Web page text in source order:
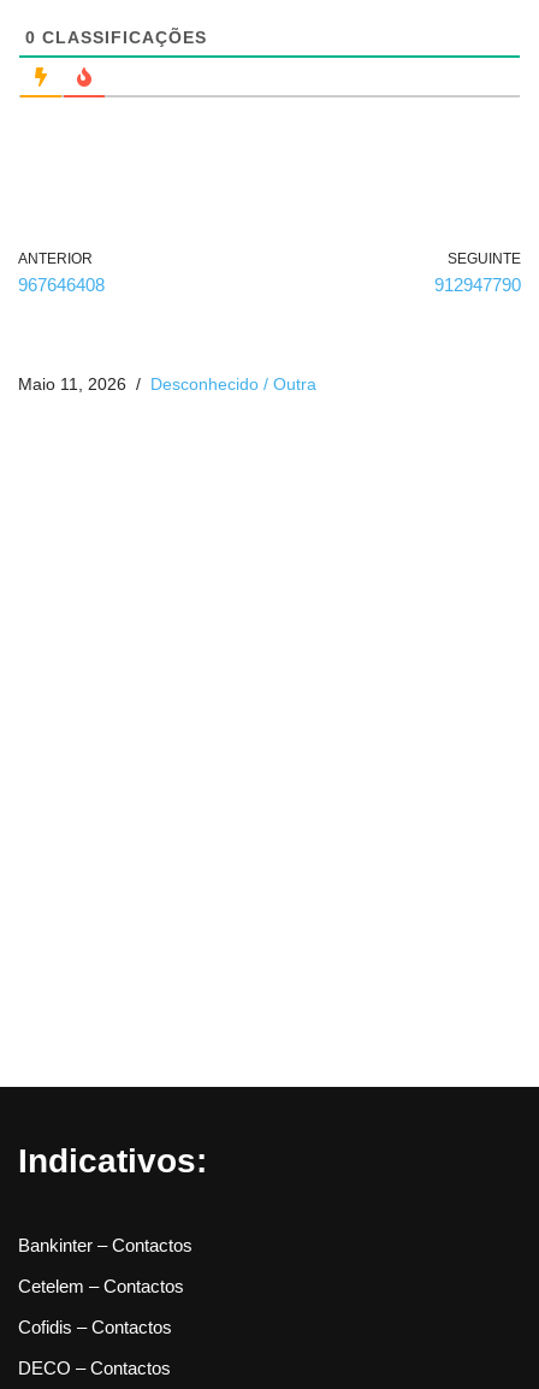
a
ó
0 CLASSIFICAÇÕES
ANTERIOR
967646408
SEGUINTE
912947790
Maio 11, 2026 Desconhecido / Outra
Indicativos:
Bankinter – Contactos
Cetelem – Contactos
Cofidis – Contactos
DECO – Contactos